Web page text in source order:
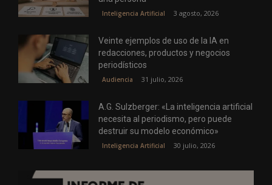
Inteligencia Artificial 3 agosto, 2026
Veinte ejemplos de uso de la IA en
redacciones, productos y negocios
periodísticos
Audiencia 31 julio, 2026
A.G. Sulzberger: «La inteligencia artificial
necesita al periodismo, pero puede
destruir su modelo económico»
Inteligencia Artificial 30 julio, 2026